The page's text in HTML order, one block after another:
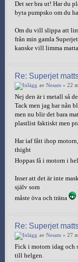
Det ser bra ut! Har du
byta pumpsko om du
Om du vill slippa att
från min gamla
kanske vill limma
Re: Superjet
av Nesam » 22
Nej den är i metall så
Tack men jag har nån
men nu blir det bara
plastlist faktiskt men
Har iaf fått ihop
thight
Hoppas få i motorn i
Inser att det är inte
själv som
måste öva och träna
Re: Superjet
av Nesam » 27
Fick i motorn idag och
till helgen.